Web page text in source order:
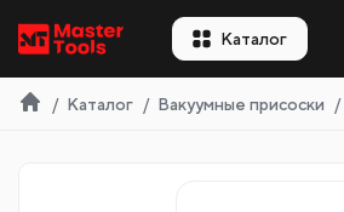
RU
Каталог
Каталог Вакуумные присоски